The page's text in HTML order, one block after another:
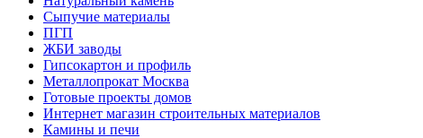
Сыпучие материалы
ПГП
ЖБИ заводы
Гипсокартон и профиль
Металлопрокат Москва
Готовые проекты домов
Интернет магазин строительных материалов
Камины и печи